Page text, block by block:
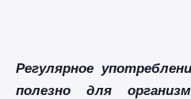
Регулярное
полезно для